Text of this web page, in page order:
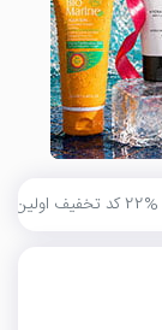
بیمه تکمیلی بیمه بازار